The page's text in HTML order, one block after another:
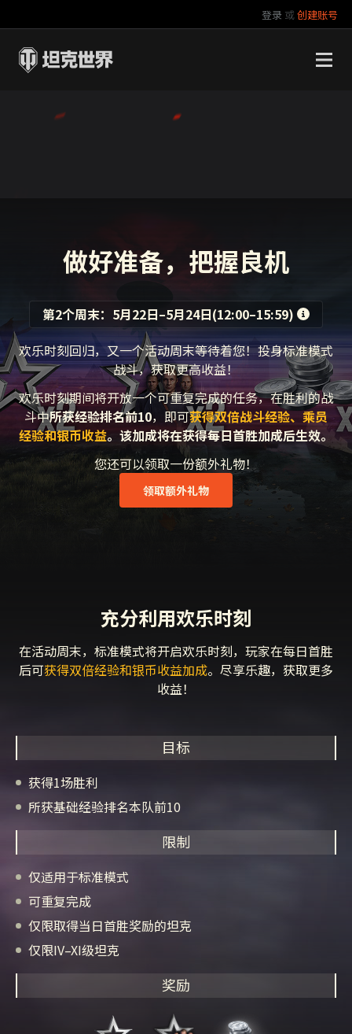
登录 或创建账号
你好，吾久
万圣节
《以战止战》
官方自媒体
做好准备，把握良机
第2个周末： 5月22日–5月24日(12:00–15:59)
欢乐时刻回归，又一个活动周末等待着您！投身标准模式
战斗，获取更高收益！
欢乐时刻期间将开放一个可重复完成的任务，在胜利的战
斗中所获经验排名前10，即可获得双倍战斗经验、乘员
经验和银币收益。该加成将在获得每日首胜加成后生效。
您还可以领取一份额外礼物！
领取额外礼物
充分利用欢乐时刻
在活动周末，标准模式将开启欢乐时刻，玩家在每日首胜
后可获得双倍经验和银币收益加成。尽享乐趣，获取更多
收益！
目标
获得1场胜利
所获基础经验排名本队前10
限制
仅适用于标准模式
可重复完成
仅限取得当日首胜奖励的坦克
仅限IV–XI级坦克
奖励